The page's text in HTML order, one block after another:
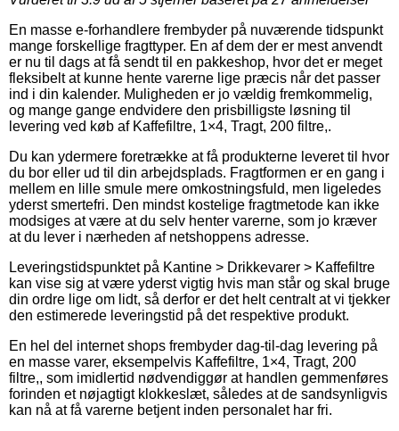
En masse e-forhandlere frembyder på nuværende tidspunkt
mange forskellige fragttyper. En af dem der er mest anvendt
er nu til dags at få sendt til en pakkeshop, hvor det er meget
fleksibelt at kunne hente varerne lige præcis når det passer
ind i din kalender. Muligheden er jo vældig fremkommelig,
og mange gange endvidere den prisbilligste løsning til
levering ved køb af Kaffefiltre, 1×4, Tragt, 200 filtre,.
Du kan ydermere foretrække at få produkterne leveret til hvor
du bor eller ud til din arbejdsplads. Fragtformen er en gang i
mellem en lille smule mere omkostningsfuld, men ligeledes
yderst smertefri. Den mindst kostelige fragtmetode kan ikke
modsiges at være at du selv henter varerne, som jo kræver
at du lever i nærheden af netshoppens adresse.
Leveringstidspunktet på Kantine > Drikkevarer > Kaffefiltre
kan vise sig at være yderst vigtig hvis man står og skal bruge
din ordre lige om lidt, så derfor er det helt centralt at vi tjekker
den estimerede leveringstid på det respektive produkt.
En hel del internet shops frembyder dag-til-dag levering på
en masse varer, eksempelvis Kaffefiltre, 1×4, Tragt, 200
filtre,, som imidlertid nødvendiggør at handlen gemmenføres
forinden et nøjagtigt klokkeslæt, således at de sandsynligvis
kan nå at få varerne betjent inden personalet har fri.